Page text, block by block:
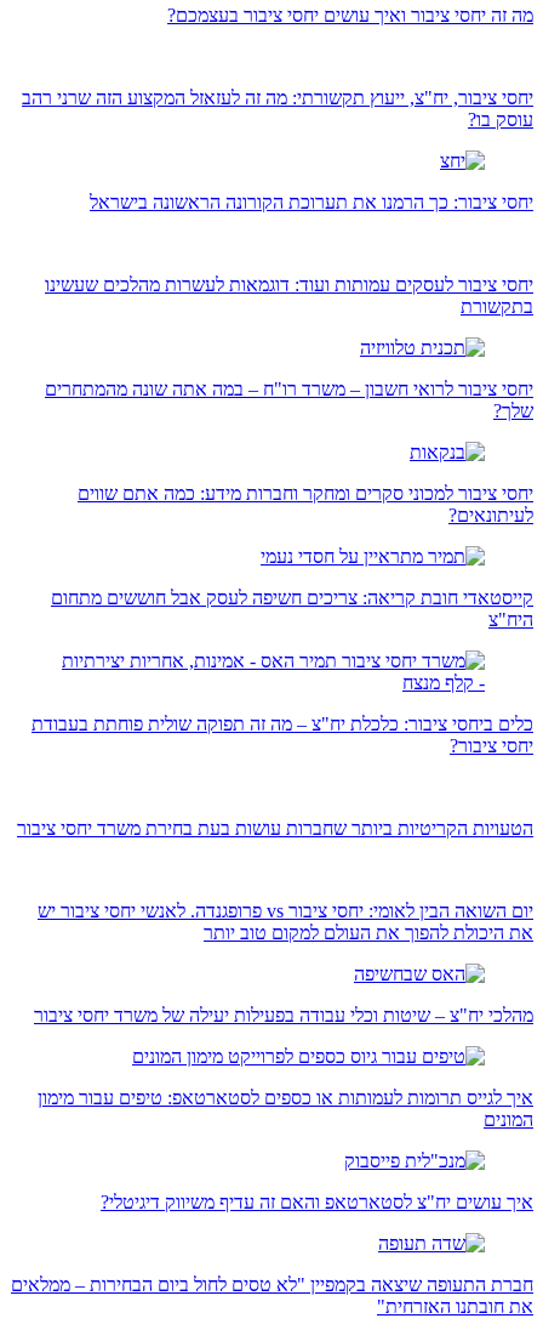
מה זה יחסי ציבור ואיך עושים יחסי ציבור בעצמכם?
יחסי ציבור, יח"צ, ייעוץ תקשורתי: מה זה לעזאזל המקצוע הזה שרני רהב
עוסק בו?
יחסי ציבור: כך הרמנו את תערוכת הקורונה הראשונה בישראל
יחסי ציבור לעסקים עמותות ועוד: דוגמאות לעשרות מהלכים שעשינו
בתקשורת
יחסי ציבור לרואי חשבון – משרד רו"ח – במה אתה שונה מהמתחרים
שלך?
יחסי ציבור למכוני סקרים ומחקר וחברות מידע: כמה אתם שווים
לעיתונאים?
קייסטאדי חובת קריאה: צריכים חשיפה לעסק אבל חוששים מתחום
היח"צ
כלים ביחסי ציבור: כלכלת יח"צ – מה זה תפוקה שולית פוחתת בעבודת
יחסי ציבור?
הטעויות הקריטיות ביותר שחברות עושות בעת בחירת משרד יחסי ציבור
יום השואה הבין לאומי: יחסי ציבור vs פרופגנדה. לאנשי יחסי ציבור יש
את היכולת להפוך את העולם למקום טוב יותר
מהלכי יח"צ – שיטות וכלי עבודה בפעילות יעילה של משרד יחסי ציבור
איך לגייס תרומות לעמותות או כספים לסטארטאפ: טיפים עבור מימון
המונים
איך עושים יח"צ לסטארטאפ והאם זה עדיף משיווק דיגיטלי?
חברת התעופה שיצאה בקמפיין "לא טסים לחול ביום הבחירות – ממלאים
את חובתנו האזרחית"